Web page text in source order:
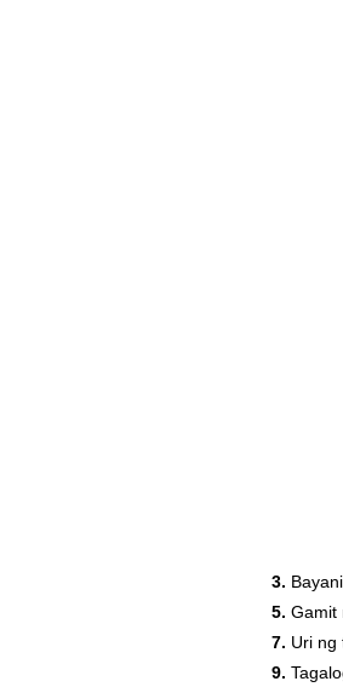
3.
5. Gamit
7. Uri ng
9.